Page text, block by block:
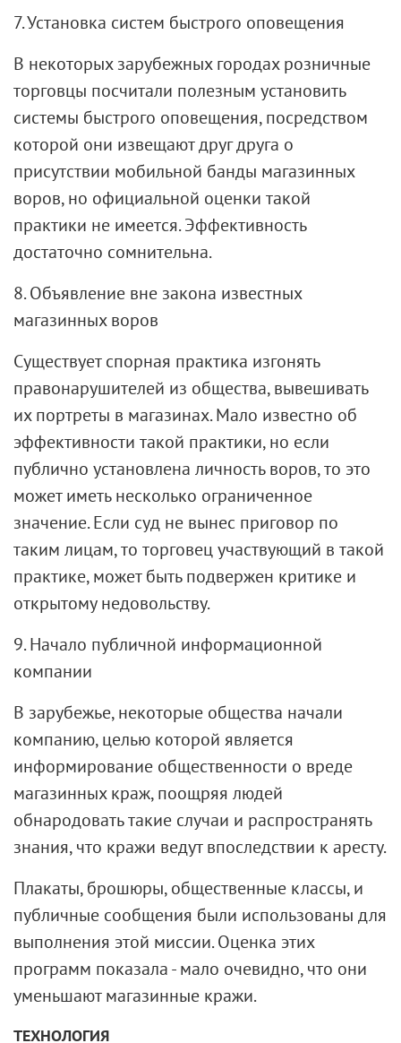
7. Установка систем быстрого оповещения
В некоторых зарубежных городах розничные
торговцы посчитали полезным установить
системы быстрого оповещения, посредством
которой они извещают друг друга о
присутствии мобильной банды магазинных
воров, но официальной оценки такой
практики не имеется. Эффективность
достаточно сомнительна.
8. Объявление вне закона известных
магазинных воров
Существует спорная практика изгонять
правонарушителей из общества, вывешивать
их портреты в магазинах. Мало известно об
эффективности такой практики, но если
публично установлена личность воров, то это
может иметь несколько ограниченное
значение. Если суд не вынес приговор по
таким лицам, то торговец участвующий в такой
практике, может быть подвержен критике и
открытому недовольству.
9. Начало публичной информационной
компании
В зарубежье, некоторые общества начали
компанию, целью которой является
информирование общественности о вреде
магазинных краж, поощряя людей
обнародовать такие случаи и распространять
знания, что кражи ведут впоследствии к аресту.
Плакаты, брошюры, общественные классы, и
публичные сообщения были использованы для
выполнения этой миссии. Оценка этих
программ показала - мало очевидно, что они
уменьшают магазинные кражи.
ТЕХНОЛОГИЯ